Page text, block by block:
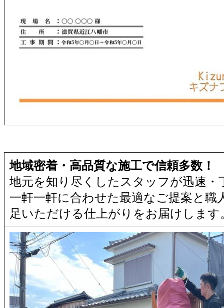
地域密着・高品質な施工で信頼多数！
地元を知り尽くしたスタッフが迅速・
一軒一軒に合わせた最適なご提案と職
足いただける仕上がりをお届けします